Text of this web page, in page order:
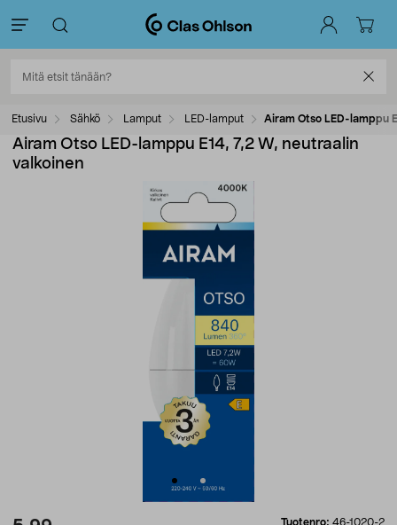
Etusivu Sähkö Lamput LED-lamput Airam Otso LED-lamppu
Airam Otso LED-lamppu E14, 7,2 W, neutraalin
valkoinen
Tuotenro: 46-1020-2